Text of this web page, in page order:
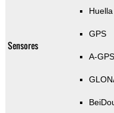
Sensores
GPS
A-GPS